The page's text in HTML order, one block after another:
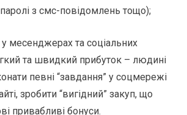
з смс-повідомлень тощо);
месенджерах та соціальних
та швидкий прибуток – людині
певні “завдання” у соцмережі
зробити “вигідний” закуп, що
привабливі бонуси.